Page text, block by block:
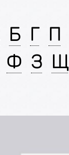
Б Г П
Ф З Щ